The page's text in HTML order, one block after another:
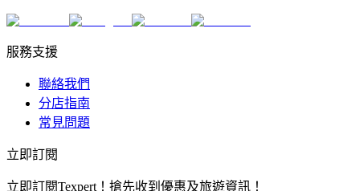
服務支援
聯絡我們
分店指南
常見問題
立即訂閱
立即訂閱Texpert！搶先收到優惠及旅遊資訊！